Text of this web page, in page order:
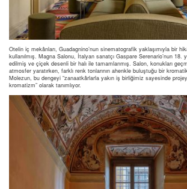
Otelin iç mekânları, Guadagnino’nun sinematografik yaklaşımıyla bir
kullanılmış. Magna Salonu, İtalyan sanatçı Gaspare Serenario’nun 18.
edilmiş ve çiçek desenli bir halı ile tamamlanmış. Salon, konukları
atmosfer yaratırken, farklı renk tonlarının ahenkle buluştuğu bir
Molezun, bu dengeyi “zanaatkârlarla yakın iş birliğimiz sayesinde
kromatizm” olarak tanımlıyor.